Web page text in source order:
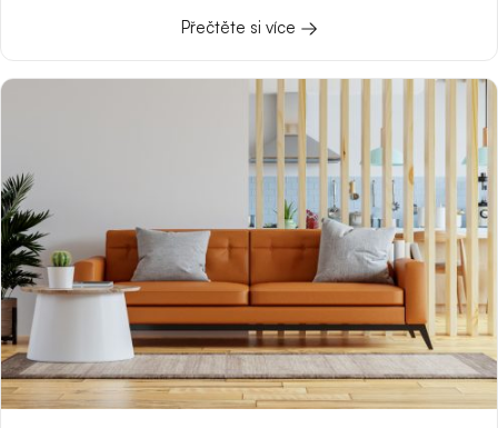
Přečtěte si více